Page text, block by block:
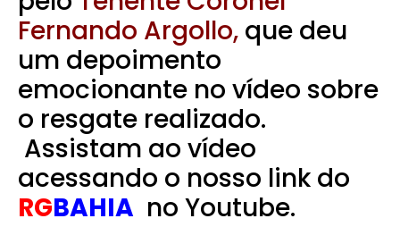
Fernando Argollo, que deu
um depoimento
emocionante no vídeo sobre
o resgate realizado.
Assistam ao vídeo
acessando o nosso link do
RGBAHIA no Youtube.